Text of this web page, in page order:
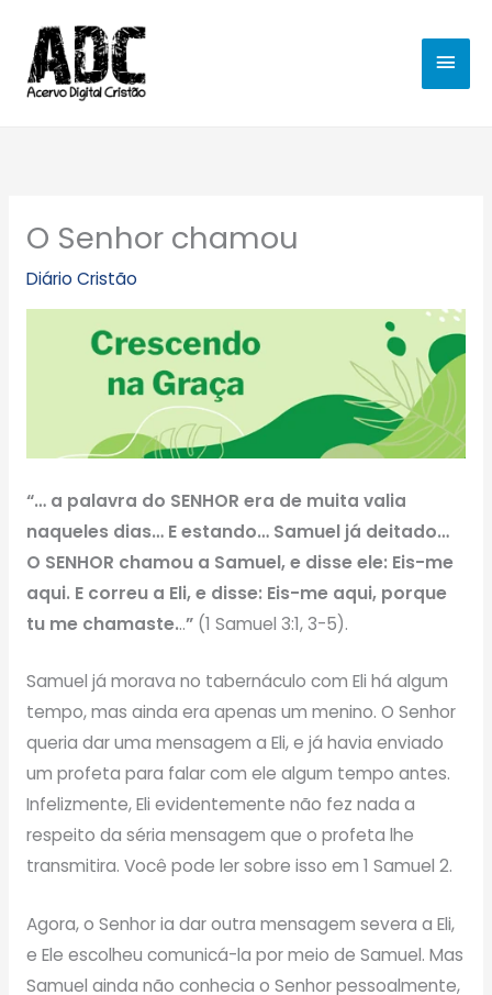
para
conteúdo
O Senhor chamou
Diário Cristão
“… a palavra do SENHOR era de muita valia
naqueles dias… E estando… Samuel já deitado…
O SENHOR chamou a Samuel, e disse ele: Eis-me
aqui. E correu a Eli, e disse: Eis-me aqui, porque
tu me chamaste...”(1 Samuel 3:1, 3-5).
Samuel já morava no tabernáculo com Eli há algum
tempo, mas ainda era apenas um menino. O Senhor
queria dar uma mensagem a Eli, e já havia enviado
um profeta para falar com ele algum tempo antes.
Infelizmente, Eli evidentemente não fez nada a
respeito da séria mensagem que o profeta lhe
transmitira. Você pode ler sobre isso em 1 Samuel 2.
Agora, o Senhor ia dar outra mensagem severa a Eli,
e Ele escolheu comunicá-la por meio de Samuel. Mas
Samuel ainda não conhecia o Senhor pessoalmente,